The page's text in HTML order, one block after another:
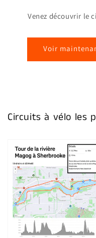
Venez découvrir le
Voir
Circuits à vélo les